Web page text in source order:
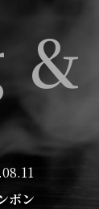
&
ボン